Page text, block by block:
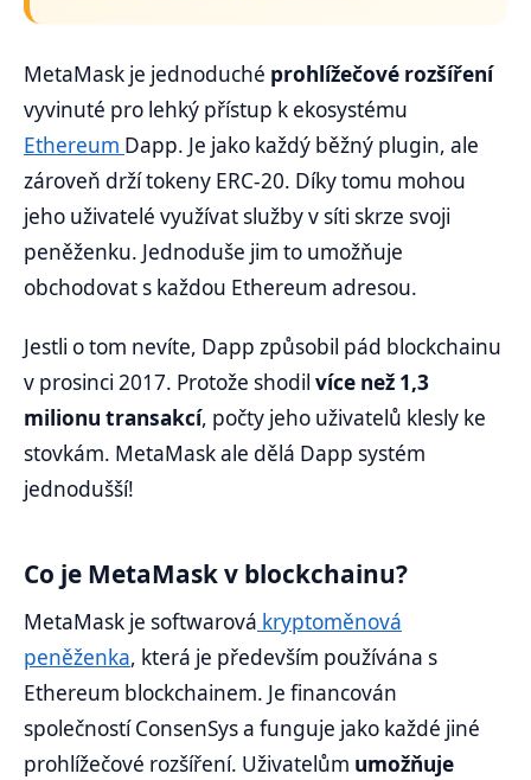
MetaMask je jednoduché prohlížečové rozšíření
vyvinuté pro lehký přístup k ekosystému
Ethereum Dapp. Je jako každý běžný plugin, ale
zároveň drží tokeny ERC-20. Díky tomu mohou
jeho uživatelé využívat služby v síti skrze svoji
peněženku. Jednoduše jim to umožňuje
obchodovat s každou Ethereum adresou.
Jestli o tom nevíte, Dapp způsobil pád blockchainu
v prosinci 2017. Protože shodil více než 1,3
milionu transakcí, počty jeho uživatelů klesly ke
stovkám. MetaMask ale dělá Dapp systém
jednodušší!
Co je MetaMask v blockchainu?
MetaMask je softwarová kryptoměnová
peněženka, která je především používána s
Ethereum blockchainem. Je financován
společností ConsenSys a funguje jako každé jiné
prohlížečové rozšíření. Uživatelům umožňuje